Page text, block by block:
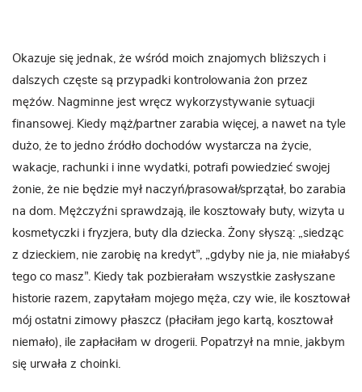
Okazuje się jednak, że wśród moich znajomych bliższych i
dalszych częste są przypadki kontrolowania żon przez
mężów. Nagminne jest wręcz wykorzystywanie sytuacji
finansowej. Kiedy mąż/partner zarabia więcej, a nawet na tyle
dużo, że to jedno źródło dochodów wystarcza na życie,
wakacje, rachunki i inne wydatki, potrafi powiedzieć swojej
żonie, że nie będzie mył naczyń/prasował/sprzątał, bo zarabia
na dom. Mężczyźni sprawdzają, ile kosztowały buty, wizyta u
kosmetyczki i fryzjera, buty dla dziecka. Żony słyszą: „siedząc
z dzieckiem, nie zarobię na kredyt”, „gdyby nie ja, nie miałabyś
tego co masz”. Kiedy tak pozbierałam wszystkie zasłyszane
historie razem, zapytałam mojego męża, czy wie, ile kosztował
mój ostatni zimowy płaszcz (płaciłam jego kartą, kosztował
niemało), ile zapłaciłam w drogerii. Popatrzył na mnie, jakbym
się urwała z choinki.